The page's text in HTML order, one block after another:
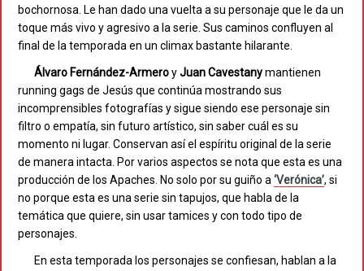
bochornosa. Le han dado una vuelta a su personaje que le da un
toque más vivo y agresivo a la serie. Sus caminos confluyen al
final de la temporada en un climax bastante hilarante.
Álvaro Fernández-ArmeroyJuan Cavestanymantienen
running gags de Jesús que continúa mostrando sus
incomprensibles fotografías y sigue siendo ese personaje sin
filtro o empatía, sin futuro artístico, sin saber cuál es su
momento ni lugar. Conservan así el espíritu original de la serie
de manera intacta. Por varios aspectos se nota que esta es una
producción de los Apaches. No solo por su guiño a‘Verónica’, si
no porque esta es una serie sin tapujos, que habla de la
temática que quiere, sin usar tamices y con todo tipo de
personajes.
En esta temporada los personajes se confiesan, hablan a la